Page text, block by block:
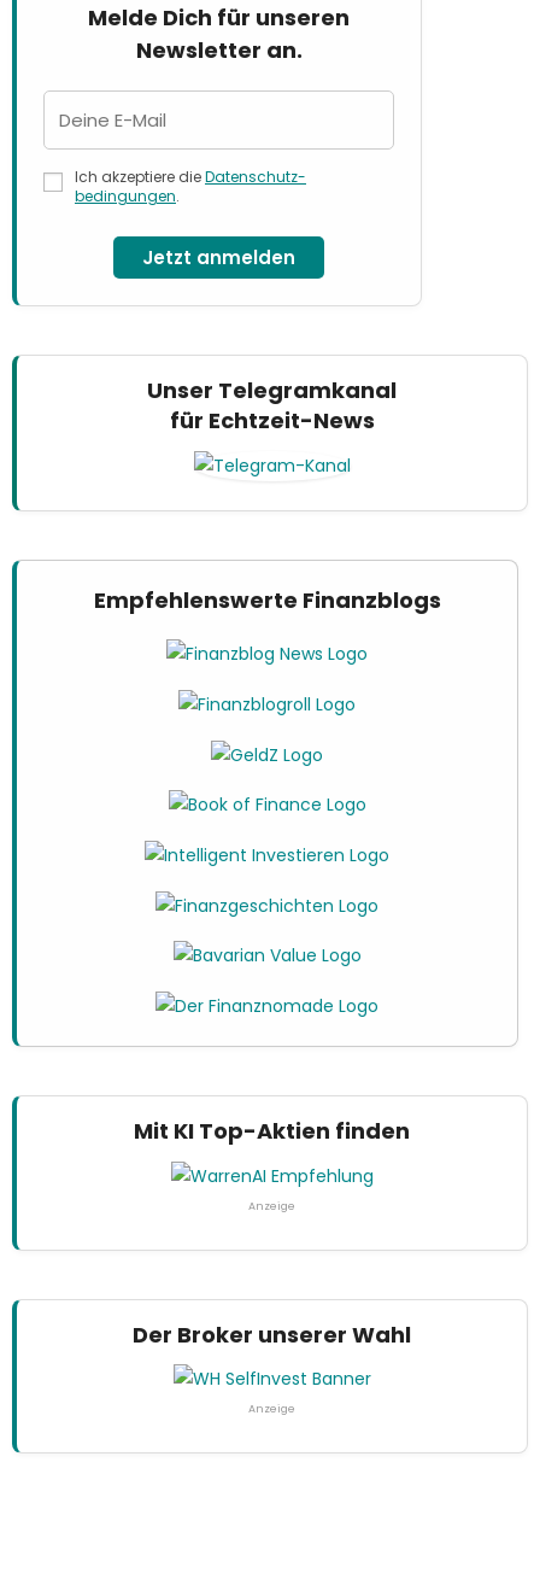
Melde Dich für unseren
Newsletter an.
Ich akzeptiere dieDatenschutz­
bedingungen.
Jetzt anmelden
Unser Telegramkanal
für Echtzeit-News
Empfehlenswerte Finanzblogs
Mit KI Top-Aktien finden
Anzeige
Der Broker unserer Wahl
Anzeige